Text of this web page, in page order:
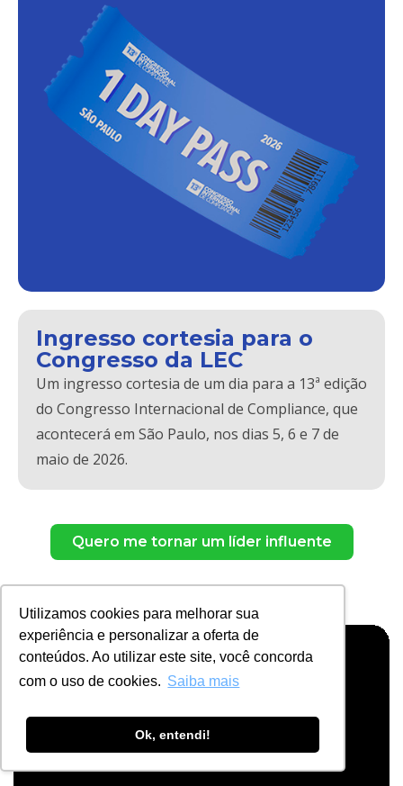
Utilizamos cookies para melhorar sua
experiência e personalizar a oferta de
conteúdos. Ao utilizar este site, você concorda
com o uso de cookies. Saiba mais
Ok, entendi!
Ingresso cortesia para o
Congresso da LEC
Um ingresso cortesia de um dia para a 13ª edição
do Congresso Internacional de Compliance, que
acontecerá em São Paulo, nos dias 5, 6 e 7 de
maio de 2026.
Quero me tornar um líder influente